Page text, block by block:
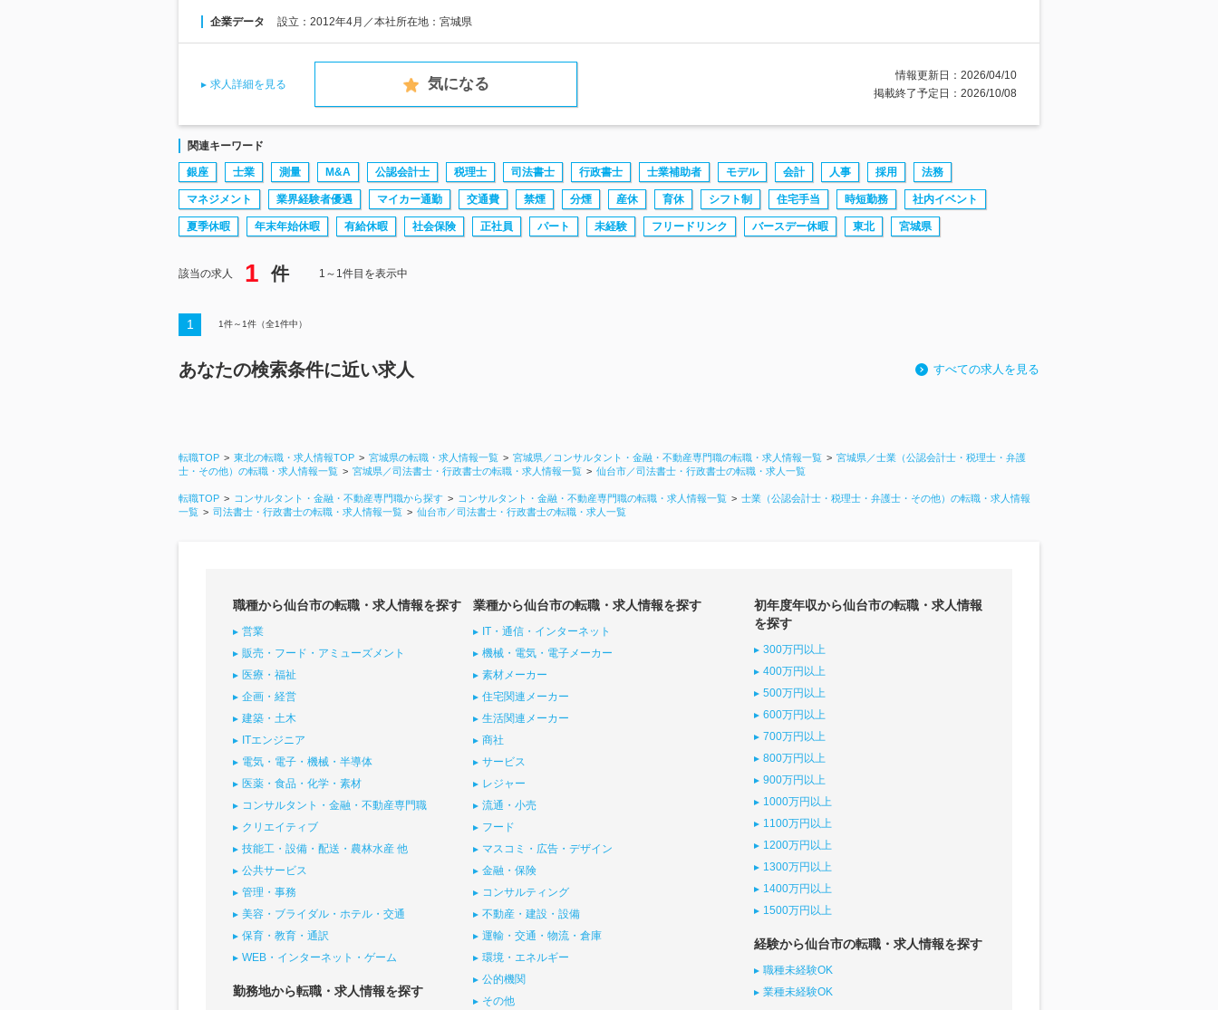
企業データ 設立：2012年4月／本社所在地：宮城県
求人詳細を見る 気になる
情報更新日：2026/04/10
掲載終了予定日：2026/10/08
関連キーワード
銀座 士業 測量 M&A 公認会計士 税理士 司法書士 行政書士 士業補助者 モデル 会計 人事 採用 法務
マネジメント 業界経験者優遇 マイカー通勤 交通費 禁煙 分煙 産休 育休 シフト制 住宅手当 時短勤務 社内イベント
夏季休暇 年末年始休暇 有給休暇 社会保険 正社員 パート 未経験 フリードリンク バースデー休暇 東北 宮城県
該当の求人 1 件 1～1件目を表示中
1 1件～1件（全1件中）
あなたの検索条件に近い求人 すべての求人を見る
転職TOP 東北の転職・求人情報TOP 宮城県の転職・求人情報一覧 宮城県／コンサルタント・金融・不動産専門職の転職・求人情報一覧
宮城県／士業（公認会計士・税理士・弁護
士・その他）の転職・求人情報一覧
宮城県／司法書士・行政書士の転職・求人情報一覧 仙台市／司法書士・行政書士の転職・求人一覧
転職TOP コンサルタント・金融・不動産専門職から探す コンサルタント・金融・不動産専門職の転職・求人情報一覧
士業（公認会計士・税理士・弁護士・その他）の転職・求人情報
一覧
司法書士・行政書士の転職・求人情報一覧 仙台市／司法書士・行政書士の転職・求人一覧
職種から仙台市の転職・求人情報を探す
営業
販売・フード・アミューズメント
医療・福祉
企画・経営
建築・土木
ITエンジニア
電気・電子・機械・半導体
医薬・食品・化学・素材
コンサルタント・金融・不動産専門職
クリエイティブ
技能工・設備・配送・農林水産 他
公共サービス
管理・事務
美容・ブライダル・ホテル・交通
保育・教育・通訳
WEB・インターネット・ゲーム
勤務地から転職・求人情報を探す
業種から仙台市の転職・求人情報を探す
IT・通信・インターネット
機械・電気・電子メーカー
素材メーカー
住宅関連メーカー
生活関連メーカー
商社
サービス
レジャー
流通・小売
フード
マスコミ・広告・デザイン
金融・保険
コンサルティング
不動産・建設・設備
運輸・交通・物流・倉庫
環境・エネルギー
公的機関
その他
初年度年収から仙台市の転職・求人情報
を探す
300万円以上
400万円以上
500万円以上
600万円以上
700万円以上
800万円以上
900万円以上
1000万円以上
1100万円以上
1200万円以上
1300万円以上
1400万円以上
1500万円以上
経験から仙台市の転職・求人情報を探す
職種未経験OK
業種未経験OK